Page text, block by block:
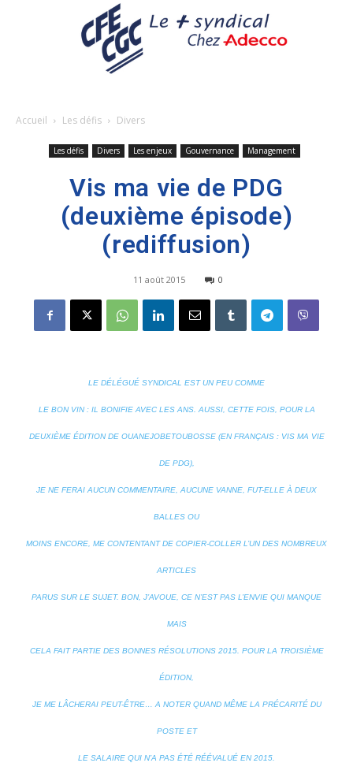
Accueil Les défis Divers
Les défis Divers Les enjeux Gouvernance Management
Vis ma vie de PDG
(deuxième épisode)
(rediffusion)
11 août 2015 0
LE DÉLÉGUÉ SYNDICAL EST UN PEU COMME
LE BON VIN : IL BONIFIE AVEC LES ANS. AUSSI, CETTE FOIS, POUR LA
DEUXIÈME ÉDITION DE OUANEJOBETOUBOSSE (EN FRANÇAIS : VIS MA VIE
DE PDG),
JE NE FERAI AUCUN COMMENTAIRE, AUCUNE VANNE, FUT-ELLE À DEUX
BALLES OU
MOINS ENCORE, ME CONTENTANT DE COPIER-COLLER L’UN DES NOMBREUX
ARTICLES
PARUS SUR LE SUJET. BON, J’AVOUE, CE N’EST PAS L’ENVIE QUI MANQUE
MAIS
CELA FAIT PARTIE DES BONNES RÉSOLUTIONS 2015. POUR LA TROISIÈME
ÉDITION,
JE ME LÂCHERAI PEUT-ÊTRE… A NOTER QUAND MÊME LA PRÉCARITÉ DU
POSTE ET
LE SALAIRE QUI N’A PAS ÉTÉ RÉÉVALUÉ EN 2015.